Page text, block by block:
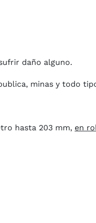
daño alguno.
minas y todo
hasta 203 mm, en